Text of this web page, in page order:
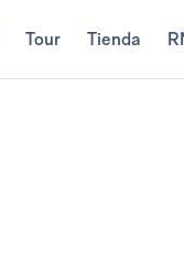
Tour Tienda